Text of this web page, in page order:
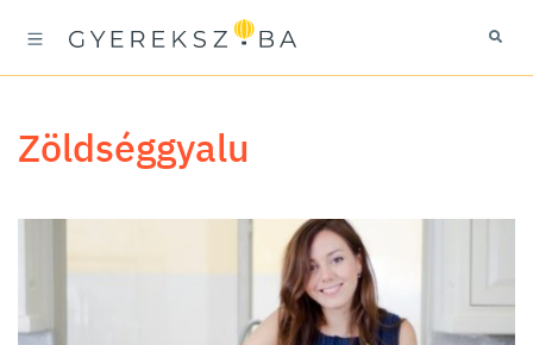
zöldséggyalu